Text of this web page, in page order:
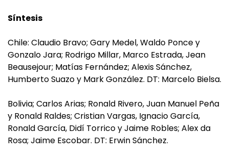
Síntesis
Chile: Claudio Bravo; Gary Medel, Waldo Ponce y
Gonzalo Jara; Rodrigo Millar, Marco Estrada, Jean
Beausejour; Matías Fernández; Alexis Sánchez,
Humberto Suazo y Mark González. DT: Marcelo Bielsa.
Bolivia; Carlos Arias; Ronald Rivero, Juan Manuel Peña
y Ronald Raldes; Cristian Vargas, Ignacio García,
Ronald García, Didí Torrico y Jaime Robles; Alex da
Rosa; Jaime Escobar. DT: Erwin Sánchez.